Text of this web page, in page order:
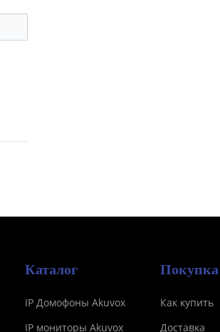
Каталог
IP Домофоны Akuvox
IP мониторы Akuvox
Покупка
Как купить
Доставка